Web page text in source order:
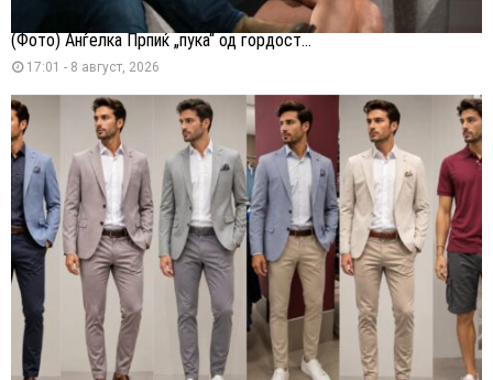
(Фото) Анѓелка Прпиќ „пука“ од гордост...
17:01 - 8 август, 2026